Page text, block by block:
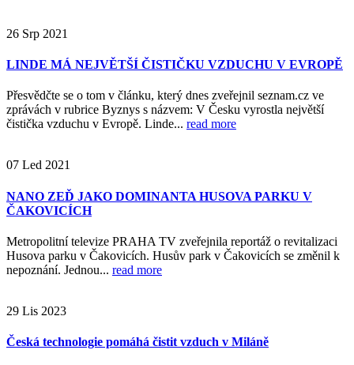
26 Srp 2021
LINDE MÁ NEJVĚTŠÍ ČISTIČKU VZDUCHU V EVROPĚ
Přesvědčte se o tom v článku, který dnes zveřejnil seznam.cz ve
zprávách v rubrice Byznys s názvem: V Česku vyrostla největší
čistička vzduchu v Evropě. Linde... read more
07 Led 2021
NANO ZEĎ JAKO DOMINANTA HUSOVA PARKU V
ČAKOVICÍCH
Metropolitní televize PRAHA TV zveřejnila reportáž o revitalizaci
Husova parku v Čakovicích. Husův park v Čakovicích se změnil k
nepoznání. Jednou... read more
29 Lis 2023
Česká technologie pomáhá čistit vzduch v Miláně